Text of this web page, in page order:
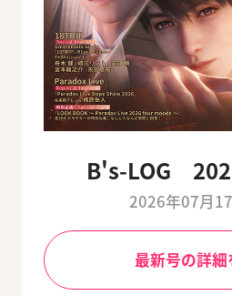
B's-LOG
2026年07月
最新号の詳細